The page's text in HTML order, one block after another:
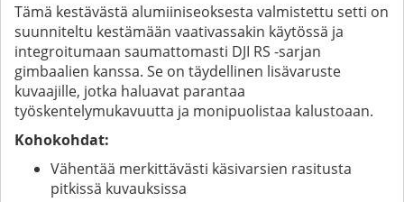
Tämä kestävästä alumiiniseoksesta valmistettu setti on
suunniteltu kestämään vaativassakin käytössä ja
integroitumaan saumattomasti DJI RS -sarjan
gimbaalien kanssa. Se on täydellinen lisävaruste
kuvaajille, jotka haluavat parantaa
työskentelymukavuutta ja monipuolistaa kalustoaan.
Kohokohdat:
Vähentää merkittävästi käsivarsien rasitusta
pitkissä kuvauksissa